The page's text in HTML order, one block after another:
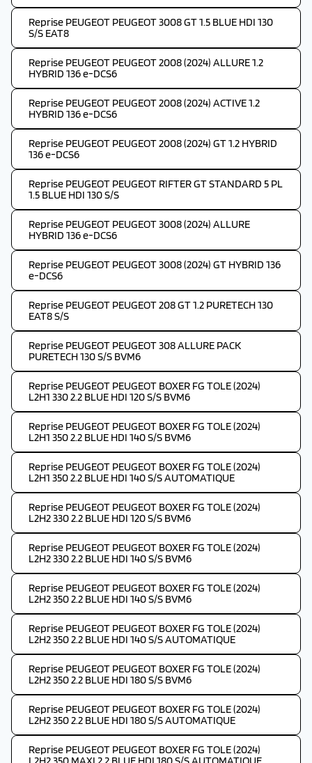
Reprise PEUGEOT PEUGEOT 3008 GT 1.5 BLUE HDI 130
S/S EAT8
Reprise PEUGEOT PEUGEOT 2008 (2024) ALLURE 1.2
HYBRID 136 e-DCS6
Reprise PEUGEOT PEUGEOT 2008 (2024) ACTIVE 1.2
HYBRID 136 e-DCS6
Reprise PEUGEOT PEUGEOT 2008 (2024) GT 1.2 HYBRID
136 e-DCS6
Reprise PEUGEOT PEUGEOT RIFTER GT STANDARD 5 PL
1.5 BLUE HDI 130 S/S
Reprise PEUGEOT PEUGEOT 3008 (2024) ALLURE
HYBRID 136 e-DCS6
Reprise PEUGEOT PEUGEOT 3008 (2024) GT HYBRID 136
e-DCS6
Reprise PEUGEOT PEUGEOT 208 GT 1.2 PURETECH 130
EAT8 S/S
Reprise PEUGEOT PEUGEOT 308 ALLURE PACK
PURETECH 130 S/S BVM6
Reprise PEUGEOT PEUGEOT BOXER FG TOLE (2024)
L2H1 330 2.2 BLUE HDI 120 S/S BVM6
Reprise PEUGEOT PEUGEOT BOXER FG TOLE (2024)
L2H1 350 2.2 BLUE HDI 140 S/S BVM6
Reprise PEUGEOT PEUGEOT BOXER FG TOLE (2024)
L2H1 350 2.2 BLUE HDI 140 S/S AUTOMATIQUE
Reprise PEUGEOT PEUGEOT BOXER FG TOLE (2024)
L2H2 330 2.2 BLUE HDI 120 S/S BVM6
Reprise PEUGEOT PEUGEOT BOXER FG TOLE (2024)
L2H2 330 2.2 BLUE HDI 140 S/S BVM6
Reprise PEUGEOT PEUGEOT BOXER FG TOLE (2024)
L2H2 350 2.2 BLUE HDI 140 S/S BVM6
Reprise PEUGEOT PEUGEOT BOXER FG TOLE (2024)
L2H2 350 2.2 BLUE HDI 140 S/S AUTOMATIQUE
Reprise PEUGEOT PEUGEOT BOXER FG TOLE (2024)
L2H2 350 2.2 BLUE HDI 180 S/S BVM6
Reprise PEUGEOT PEUGEOT BOXER FG TOLE (2024)
L2H2 350 2.2 BLUE HDI 180 S/S AUTOMATIQUE
Reprise PEUGEOT PEUGEOT BOXER FG TOLE (2024)